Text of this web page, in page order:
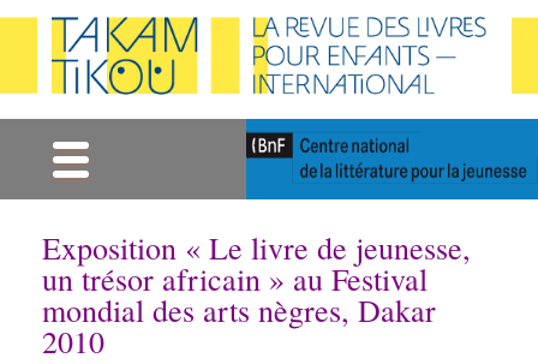
Exposition « Le livre de jeunesse,
un trésor africain » au Festival
mondial des arts nègres, Dakar
2010